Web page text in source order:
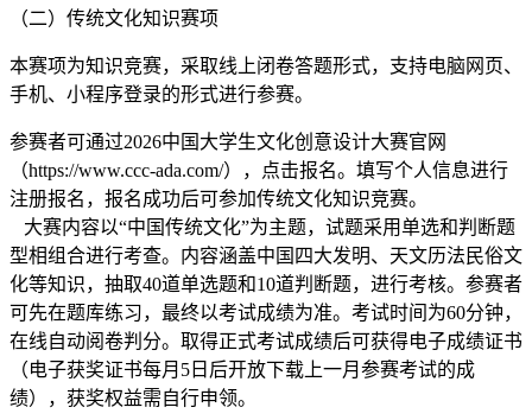
（二）传统文化知识赛项
本赛项为知识竞赛，采取线上闭卷答题形式，支持电脑网页、
手机、小程序登录的形式进行参赛。
参赛者可通过2026中国大学生文化创意设计大赛官网
（https://www.ccc-ada.com/），点击报名。填写个人信息进行
注册报名，报名成功后可参加传统文化知识竞赛。
大赛内容以“中国传统文化”为主题，试题采用单选和判断题
型相组合进行考查。内容涵盖中国四大发明、天文历法民俗文
化等知识，抽取40道单选题和10道判断题，进行考核。参赛者
可先在题库练习，最终以考试成绩为准。考试时间为60分钟，
在线自动阅卷判分。取得正式考试成绩后可获得电子成绩证书
（电子获奖证书每月5日后开放下载上一月参赛考试的成
绩），获奖权益需自行申领。